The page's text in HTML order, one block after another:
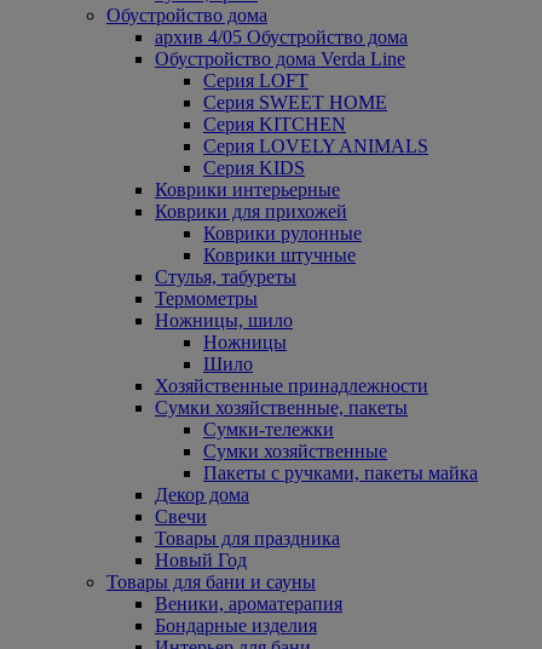
Обустройство дома
архив 4/05 Обустройство дома
Обустройство дома Verda Line
Серия LOFT
Серия SWEET HOME
Серия KITCHEN
Серия LOVELY ANIMALS
Серия KIDS
Коврики интерьерные
Коврики для прихожей
Коврики рулонные
Коврики штучные
Стулья, табуреты
Термометры
Ножницы, шило
Ножницы
Шило
Хозяйственные принадлежности
Сумки хозяйственные, пакеты
Сумки-тележки
Сумки хозяйственные
Пакеты с ручками, пакеты майка
Декор дома
Свечи
Товары для праздника
Новый Год
Товары для бани и сауны
Веники, ароматерапия
Бондарные изделия